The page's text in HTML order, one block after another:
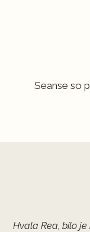
Seanse so
Hvala Rea, bilo